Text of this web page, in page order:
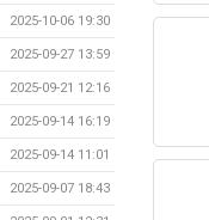
2025-10-06 19:30
2025-09-27 13:59
2025-09-21 12:16
2025-09-14 16:19
2025-09-14 11:01
2025-09-07 18:43